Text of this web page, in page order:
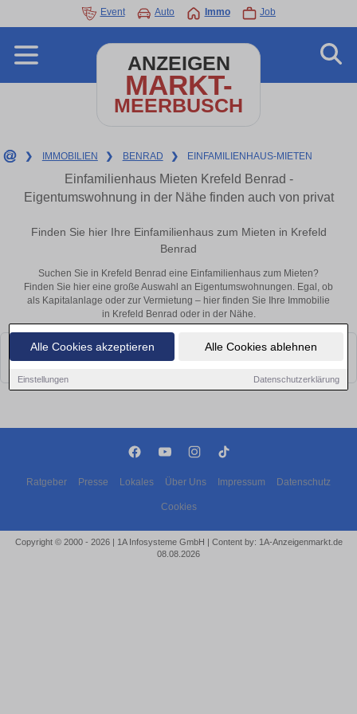
Alle Cookies akzeptieren Alle Cookies ablehnen
Einstellungen Datenschutzerklärung
Event Auto Immo Job
ANZEIGEN
MARKT-
MEERBUSCH
❯ IMMOBILIEN ❯ BENRAD ❯ EINFAMILIENHAUS-MIETEN
Einfamilienhaus Mieten Krefeld Benrad -
Eigentumswohnung in der Nähe finden auch von privat
Finden Sie hier Ihre Einfamilienhaus zum Mieten in Krefeld
Benrad
Suchen Sie in Krefeld Benrad eine Einfamilienhaus zum Mieten?
Finden Sie hier eine große Auswahl an Eigentumswohnungen. Egal, ob
als Kapitalanlage oder zur Vermietung – hier finden Sie Ihre Immobilie
in Krefeld Benrad oder in der Nähe.
Leider konnten wir derzeit keine passenden Objekte finden. Schauen Sie
bald wieder vorbei!
Ratgeber Presse Lokales Über Uns Impressum Datenschutz
Cookies
Copyright © 2000 - 2026 | 1A Infosysteme GmbH | Content by: 1A-Anzeigenmarkt.de
08.08.2026